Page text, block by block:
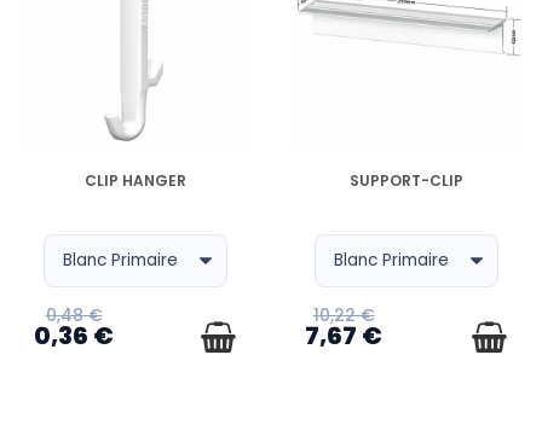
EN STOCK
CLIP HANGER
0,48 €
0,36 €
EN STOCK
SUPPORT-CLIP
10,22 €
7,67 €